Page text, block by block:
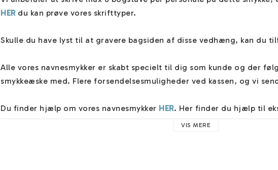
HER du kan prøve vores skrifttyper.
Skulle du have lyst til at gravere bagsiden af disse vedhæng, kan du
Alle vores navnesmykker er skabt specielt til dig som kunde og der
smykkeæske med. Flere forsendelsesmuligheder ved kassen, og vi
Du finder hjælp om vores navnesmykker HER. Her finder du hjælp til
materialer og nyttige råd.
VIS MERE